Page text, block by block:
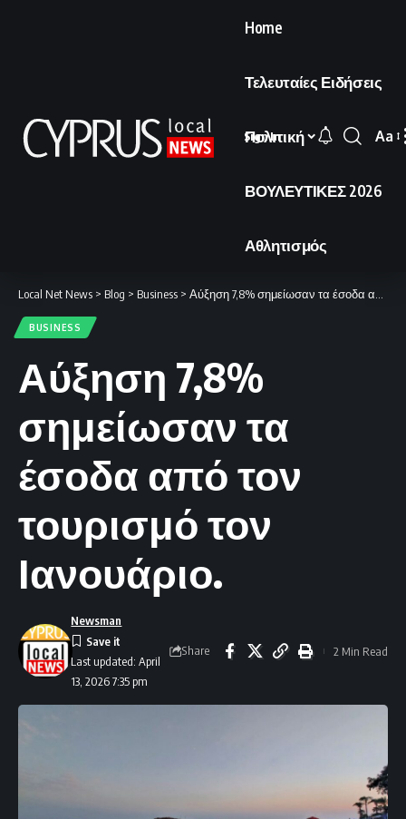
Home
Τελευταίες Ειδήσεις
Πολιτική
ΒΟΥΛΕΥΤΙΚΕΣ 2026
Αθλητισμός
Sign In
Font
Aa
Local Net News > Blog > Business > Αύξηση 7,8% σημείωσαν τα έσοδα από τον τουρισμό τον Ιανουάριο.
BUSINESS
Αύξηση 7,8%
σημείωσαν τα
έσοδα από τον
τουρισμό τον
Ιανουάριο.
Last updated: April
13, 2026 7:35 pm
Newsman
Share 2 Min Read